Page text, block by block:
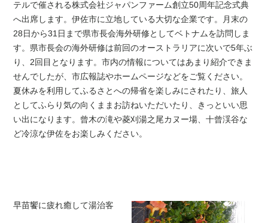
テルで催される株式会社ジャパンファーム創立50周年記念式典
へ出席します。伊佐市に立地している大切な企業です。月末の
28日から31日まで県市長会海外研修としてベトナムを訪問しま
す。県市長会の海外研修は前回のオーストラリアに次いで5年ぶ
り、2回目となります。市内の情報についてはあまり紹介できま
せんでしたが、市広報誌やホームページなどをご覧ください。
夏休みを利用してふるさとへの帰省を楽しみにされたり、旅人
としてふらり気の向くままお訪ねいただいたり、きっといい思
い出になります。曾木の滝や菱刈湯之尾カヌー場、十曾渓谷な
ど冷涼な伊佐をお楽しみください。
早苗饗に疲れ癒して湯治客